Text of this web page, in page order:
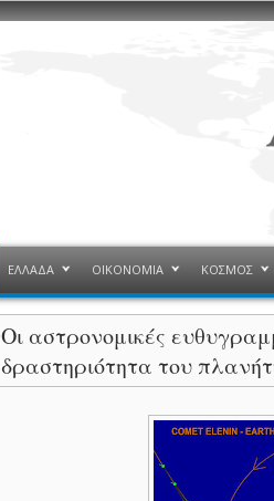
ΕΛΛΑΔΑ ΟΙΚΟΝΟΜΙΑ ΚΟΣΜΟΣ
Οι αστρονομικές
δραστηριότητα του